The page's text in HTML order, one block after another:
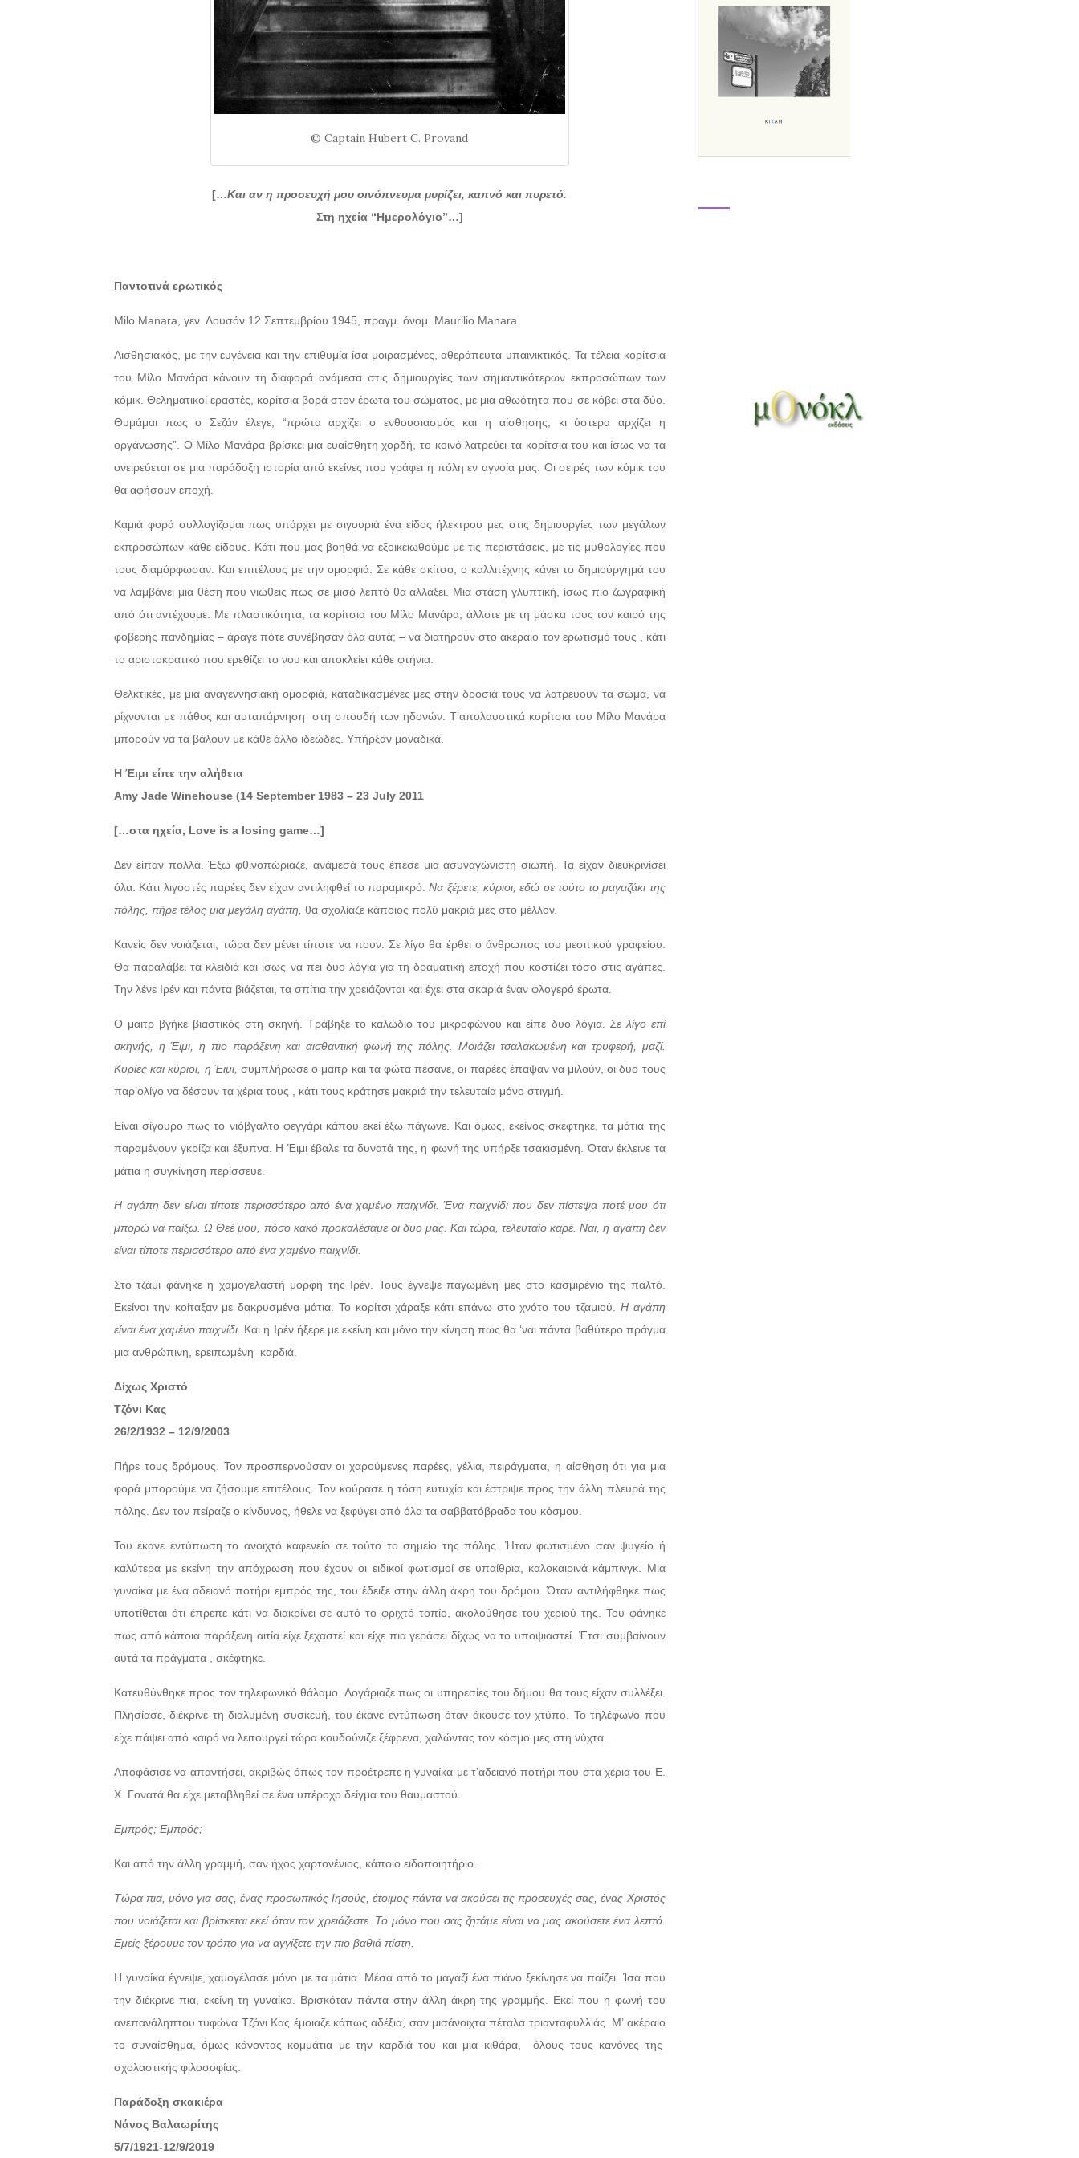
© Captain Hubert C. Provand
[…Και αν η προσευχή μου οινόπνευμα μυρίζει, καπνό και πυρετό.
Στη ηχεία “Ημερολόγιο”…]
Παντοτινά ερωτικός
Milo Manara, γεν. Λουσόν 12 Σεπτεμβρίου 1945, πραγμ. όνομ. Maurilio Manara
Αισθησιακός, με την ευγένεια και την επιθυμία ίσα μοιρασμένες, αθεράπευτα υπαινικτικός. Τα τέλεια κορίτσια
του Μίλο Μανάρα κάνουν τη διαφορά ανάμεσα στις δημιουργίες των σημαντικότερων εκπροσώπων των
κόμικ. Θεληματικοί εραστές, κορίτσια βορά στον έρωτα του σώματος, με μια αθωότητα που σε κόβει στα δύο.
Θυμάμαι πως ο Σεζάν έλεγε, “πρώτα αρχίζει ο ενθουσιασμός και η αίσθησης, κι ύστερα αρχίζει η
οργάνωσης”. Ο Μίλο Μανάρα βρίσκει μια ευαίσθητη χορδή, το κοινό λατρεύει τα κορίτσια του και ίσως να τα
ονειρεύεται σε μια παράδοξη ιστορία από εκείνες που γράφει η πόλη εν αγνοία μας. Οι σειρές των κόμικ του
θα αφήσουν εποχή.
Καμιά φορά συλλογίζομαι πως υπάρχει με σιγουριά ένα είδος ήλεκτρου μες στις δημιουργίες των μεγάλων
εκπροσώπων κάθε είδους. Κάτι που μας βοηθά να εξοικειωθούμε με τις περιστάσεις, με τις μυθολογίες που
τους διαμόρφωσαν. Και επιτέλους με την ομορφιά. Σε κάθε σκίτσο, ο καλλιτέχνης κάνει το δημιούργημά του
να λαμβάνει μια θέση που νιώθεις πως σε μισό λεπτό θα αλλάξει. Μια στάση γλυπτική, ίσως πιο ζωγραφική
από ότι αντέχουμε. Με πλαστικότητα, τα κορίτσια του Μίλο Μανάρα, άλλοτε με τη μάσκα τους τον καιρό της
φοβερής πανδημίας – άραγε πότε συνέβησαν όλα αυτά; – να διατηρούν στο ακέραιο τον ερωτισμό τους , κάτι
το αριστοκρατικό που ερεθίζει το νου και αποκλείει κάθε φτήνια.
Θελκτικές, με μια αναγεννησιακή ομορφιά, καταδικασμένες μες στην δροσιά τους να λατρεύουν τα σώμα, να
ρίχνονται με πάθος και αυταπάρνηση
στη σπουδή των ηδονών. Τ’απολαυστικά κορίτσια του Μίλο Μανάρα
μπορούν να τα βάλουν με κάθε άλλο ιδεώδες. Υπήρξαν μοναδικά.
Η Έιμι είπε την αλήθεια
Amy Jade Winehouse (14 September 1983 – 23 July 2011
[…στα ηχεία, Love is a losing game…]
Δεν είπαν πολλά. Έξω φθινοπώριαζε, ανάμεσά τους έπεσε μια ασυναγώνιστη σιωπή. Τα είχαν διευκρινίσει
όλα. Κάτι λιγοστές παρέες δεν είχαν αντιληφθεί το παραμικρό.Να ξέρετε, κύριοι, εδώ σε τούτο το μαγαζάκι της
πόλης, πήρε τέλος μια μεγάλη αγάπη, θα σχολίαζε κάποιος πολύ μακριά μες στο μέλλον.
Κανείς δεν νοιάζεται, τώρα δεν μένει τίποτε να πουν. Σε λίγο θα έρθει ο άνθρωπος του μεσιτικού γραφείου.
Θα παραλάβει τα κλειδιά και ίσως να πει δυο λόγια για τη δραματική εποχή που κοστίζει τόσο στις αγάπες.
Την λένε Ιρέν και πάντα βιάζεται, τα σπίτια την χρειάζονται και έχει στα σκαριά έναν φλογερό έρωτα.
Ο μαιτρ βγήκε βιαστικός στη σκηνή. Τράβηξε το καλώδιο του μικροφώνου και είπε δυο λόγια. Σε λίγο επί
σκηνής, η Έιμι, η πιο παράξενη και αισθαντική φωνή της πόλης. Μοιάζει τσαλακωμένη και τρυφερή, μαζί.
Κυρίες και κύριοι, η Έιμι, συμπλήρωσε ο μαιτρ και τα φώτα πέσανε, οι παρέες έπαψαν να μιλούν, οι δυο τους
παρ’ολίγο να δέσουν τα χέρια τους , κάτι τους κράτησε μακριά την τελευταία μόνο στιγμή.
Είναι σίγουρο πως το νιόβγαλτο φεγγάρι κάπου εκεί έξω πάγωνε. Και όμως, εκείνος σκέφτηκε, τα μάτια της
παραμένουν γκρίζα και έξυπνα. Η Έιμι έβαλε τα δυνατά της, η φωνή της υπήρξε τσακισμένη. Όταν έκλεινε τα
μάτια η συγκίνηση περίσσευε.
Η αγάπη δεν είναι τίποτε περισσότερο από ένα χαμένο παιχνίδι. Ένα παιχνίδι που δεν πίστεψα ποτέ μου ότι
μπορώ να παίξω. Ω Θεέ μου, πόσο κακό προκαλέσαμε οι δυο μας. Και τώρα, τελευταίο καρέ. Ναι, η αγάπη δεν
είναι τίποτε περισσότερο από ένα χαμένο παιχνίδι.
Στο τζάμι φάνηκε η χαμογελαστή μορφή της Ιρέν. Τους έγνεψε παγωμένη μες στο κασμιρένιο της παλτό.
Εκείνοι την κοίταξαν με δακρυσμένα μάτια. Το κορίτσι χάραξε κάτι επάνω στο χνότο του τζαμιού. Η αγάπη
είναι ένα χαμένο παιχνίδι. Και η Ιρέν ήξερε με εκείνη και μόνο την κίνηση πως θα ‘ναι πάντα βαθύτερο πράγμα
μια ανθρώπινη, ερειπωμένη
καρδιά.
Δίχως Χριστό
Τζόνι Κας
26/2/1932 – 12/9/2003
Πήρε τους δρόμους. Τον προσπερνούσαν οι χαρούμενες παρέες, γέλια, πειράγματα, η αίσθηση ότι για μια
φορά μπορούμε να ζήσουμε επιτέλους. Τον κούρασε η τόση ευτυχία και έστριψε προς την άλλη πλευρά της
πόλης. Δεν τον πείραζε ο κίνδυνος, ήθελε να ξεφύγει από όλα τα σαββατόβραδα του κόσμου.
Του έκανε εντύπωση το ανοιχτό καφενείο σε τούτο το σημείο της πόλης. Ήταν φωτισμένο σαν ψυγείο ή
καλύτερα με εκείνη την απόχρωση που έχουν οι ειδικοί φωτισμοί σε υπαίθρια, καλοκαιρινά κάμπινγκ. Μια
γυναίκα με ένα αδειανό ποτήρι εμπρός της, του έδειξε στην άλλη άκρη του δρόμου. Όταν αντιλήφθηκε πως
υποτίθεται ότι έπρεπε κάτι να διακρίνει σε αυτό το φριχτό τοπίο, ακολούθησε του χεριού της. Του φάνηκε
πως από κάποια παράξενη αιτία είχε ξεχαστεί και είχε πια γεράσει δίχως να το υποψιαστεί. Έτσι συμβαίνουν
αυτά τα πράγματα , σκέφτηκε.
Κατευθύνθηκε προς τον τηλεφωνικό θάλαμο. Λογάριαζε πως οι υπηρεσίες του δήμου θα τους είχαν συλλέξει.
Πλησίασε, διέκρινε τη διαλυμένη συσκευή, του έκανε εντύπωση όταν άκουσε τον χτύπο. Το τηλέφωνο που
είχε πάψει από καιρό να λειτουργεί τώρα κουδούνιζε ξέφρενα, χαλώντας τον κόσμο μες στη νύχτα.
Αποφάσισε να απαντήσει, ακριβώς όπως τον προέτρεπε η γυναίκα με τ’αδειανό ποτήρι που στα χέρια του Ε.
Χ. Γονατά θα είχε μεταβληθεί σε ένα υπέροχο δείγμα του θαυμαστού.
Εμπρός; Εμπρός;
Και από την άλλη γραμμή, σαν ήχος χαρτονένιος, κάποιο ειδοποιητήριο.
Τώρα πια, μόνο για σας, ένας προσωπικός Ιησούς, έτοιμος πάντα να ακούσει τις προσευχές σας, ένας Χριστός
που νοιάζεται και βρίσκεται εκεί όταν τον χρειάζεστε. Το μόνο που σας ζητάμε είναι να μας ακούσετε ένα λεπτό.
Εμείς ξέρουμε τον τρόπο για να αγγίξετε την πιο βαθιά πίστη.
Η γυναίκα έγνεψε, χαμογέλασε μόνο με τα μάτια. Μέσα από το μαγαζί ένα πιάνο ξεκίνησε να παίζει. Ίσα που
την διέκρινε πια, εκείνη τη γυναίκα. Βρισκόταν πάντα στην άλλη άκρη της γραμμής. Εκεί που η φωνή του
ανεπανάληπτου τυφώνα Τζόνι Κας έμοιαζε κάπως αδέξια, σαν μισάνοιχτα πέταλα τριανταφυλλιάς. Μ’ ακέραιο
το συναίσθημα, όμως κάνοντας κομμάτια με την καρδιά του και μια κιθάρα,
όλους τους κανόνες της
σχολαστικής φιλοσοφίας.
Παράδοξη σκακιέρα
Νάνος Βαλαωρίτης
5/7/1921-12/9/2019